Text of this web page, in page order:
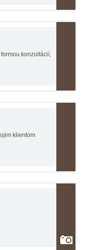
konzultácií,
klientom